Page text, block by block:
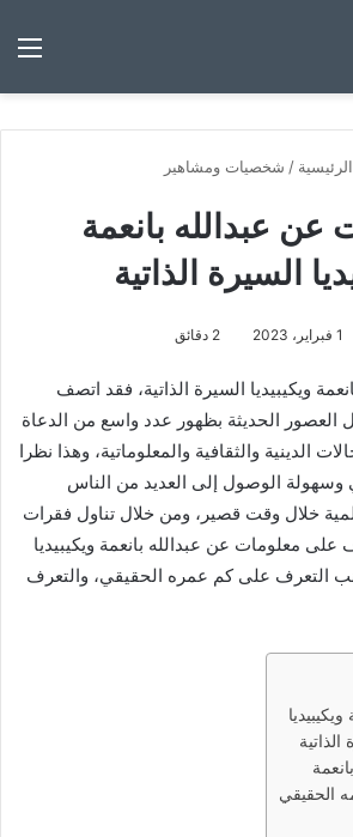
الرئيسية / شخصيات ومشاهير
عن عبدالله بانعمة
السيرة الذاتية
1 فبراير، 2023
ويكيبيديا السيرة الذاتية، فقد اتصف
العصور الحديثة بظهور عدد واسع من الدعاة
الدينية والثقافية والمعلوماتية، وهذا نظرا
وسهولة الوصول إلى العديد من الناس
خلال وقت قصير، ومن خلال تناول فقرات
على معلومات عن عبدالله بانعمة ويكيبيديا
التعرف على كم عمره الحقيقي، والتعرف
الذاتية
الحقيقي